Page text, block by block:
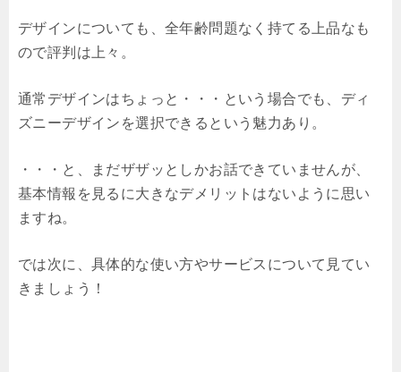
デザインについても、全年齢問題なく持てる上品なも
ので評判は上々。
通常デザインはちょっと・・・という場合でも、ディ
ズニーデザインを選択できるという魅力あり。
・・・と、まだザザッとしかお話できていませんが、
基本情報を見るに大きなデメリットはないように思い
ますね。
では次に、具体的な使い方やサービスについて見てい
きましょう！